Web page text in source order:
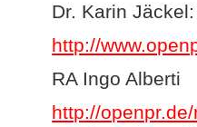
Dr. Karin Jäckel:
http://
RA Ingo Alberti
http://